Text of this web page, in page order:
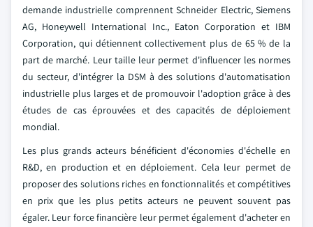
demande industrielle comprennent Schneider Electric, Siemens
AG, Honeywell International Inc., Eaton Corporation et IBM
Corporation, qui détiennent collectivement plus de 65 % de la
part de marché. Leur taille leur permet d'influencer les normes
du secteur, d'intégrer la DSM à des solutions d'automatisation
industrielle plus larges et de promouvoir l'adoption grâce à des
études de cas éprouvées et des capacités de déploiement
mondial.
Les plus grands acteurs bénéficient d'économies d'échelle en
R&D, en production et en déploiement. Cela leur permet de
proposer des solutions riches en fonctionnalités et compétitives
en prix que les plus petits acteurs ne peuvent souvent pas
égaler. Leur force financière leur permet également d'acheter en